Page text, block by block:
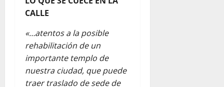
CALLE
«…atentos a la posible
rehabilitación de un
importante templo de
nuestra ciudad, que puede
traer traslado de sede de